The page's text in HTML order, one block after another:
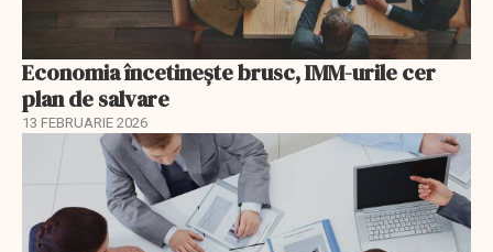
Economia încetinește brusc, IMM-urile cer
plan de salvare
13 FEBRUARIE 2026